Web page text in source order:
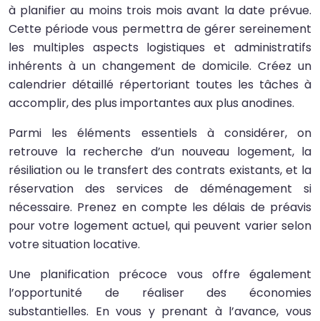
à planifier au moins trois mois avant la date prévue.
Cette période vous permettra de gérer sereinement
les multiples aspects logistiques et administratifs
inhérents à un changement de domicile. Créez un
calendrier détaillé répertoriant toutes les tâches à
accomplir, des plus importantes aux plus anodines.
Parmi les éléments essentiels à considérer, on
retrouve la recherche d’un nouveau logement, la
résiliation ou le transfert des contrats existants, et la
réservation des services de déménagement si
nécessaire. Prenez en compte les délais de préavis
pour votre logement actuel, qui peuvent varier selon
votre situation locative.
Une planification précoce vous offre également
l’opportunité de réaliser des économies
substantielles. En vous y prenant à l’avance, vous